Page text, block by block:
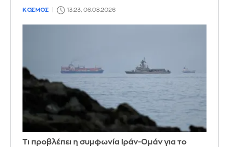
ΚΟΣΜΟΣ 13:23, 06.08.2026
Τι προβλέπει η συμφωνία Ιράν-Ομάν για το